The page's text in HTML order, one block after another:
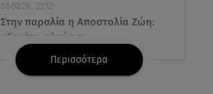
06.08.26 , 22:12
Στην παραλία η Αποστολία Ζώη:
«Γεμάτη αλμύρα»
06.08.26 , 22:10
Περισσότερα